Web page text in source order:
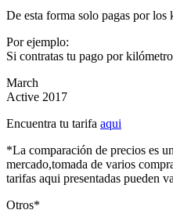
De esta forma solo pagas por los
Por ejemplo:
Si contratas tu pago por
March
Active 2017
Encuentra tu tarifa aqui
*La comparación de precios es
mercado,tomada de varios
tarifas aqui presentadas pueden
Otros*